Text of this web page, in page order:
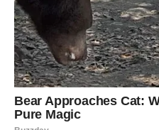
Sudbina vam
čekali
Pred vama su trenuci koje
ŠKORPIJA